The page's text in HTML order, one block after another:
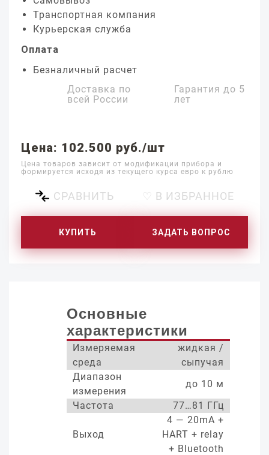
Транспортная компания
Курьерская служба
Оплата
Безналичный расчет
Доставка по
всей России
Гарантия до 5
лет
Цена: 102.500 руб./шт
Цена товаров зависит от модификации прибора и
формируется исходя из текущего курса евро к рублю
СРАВНИТЬ ♡ В ИЗБРАННОЕ
КУПИТЬ ЗАДАТЬ ВОПРОС
Основные
характеристики
Измеряемая
среда
жидкая /
сыпучая
Диапазон
измерения
до 10 м
Частота
77…81 ГГц
Выход
4 — 20mA +
HART + relay
+ Bluetooth